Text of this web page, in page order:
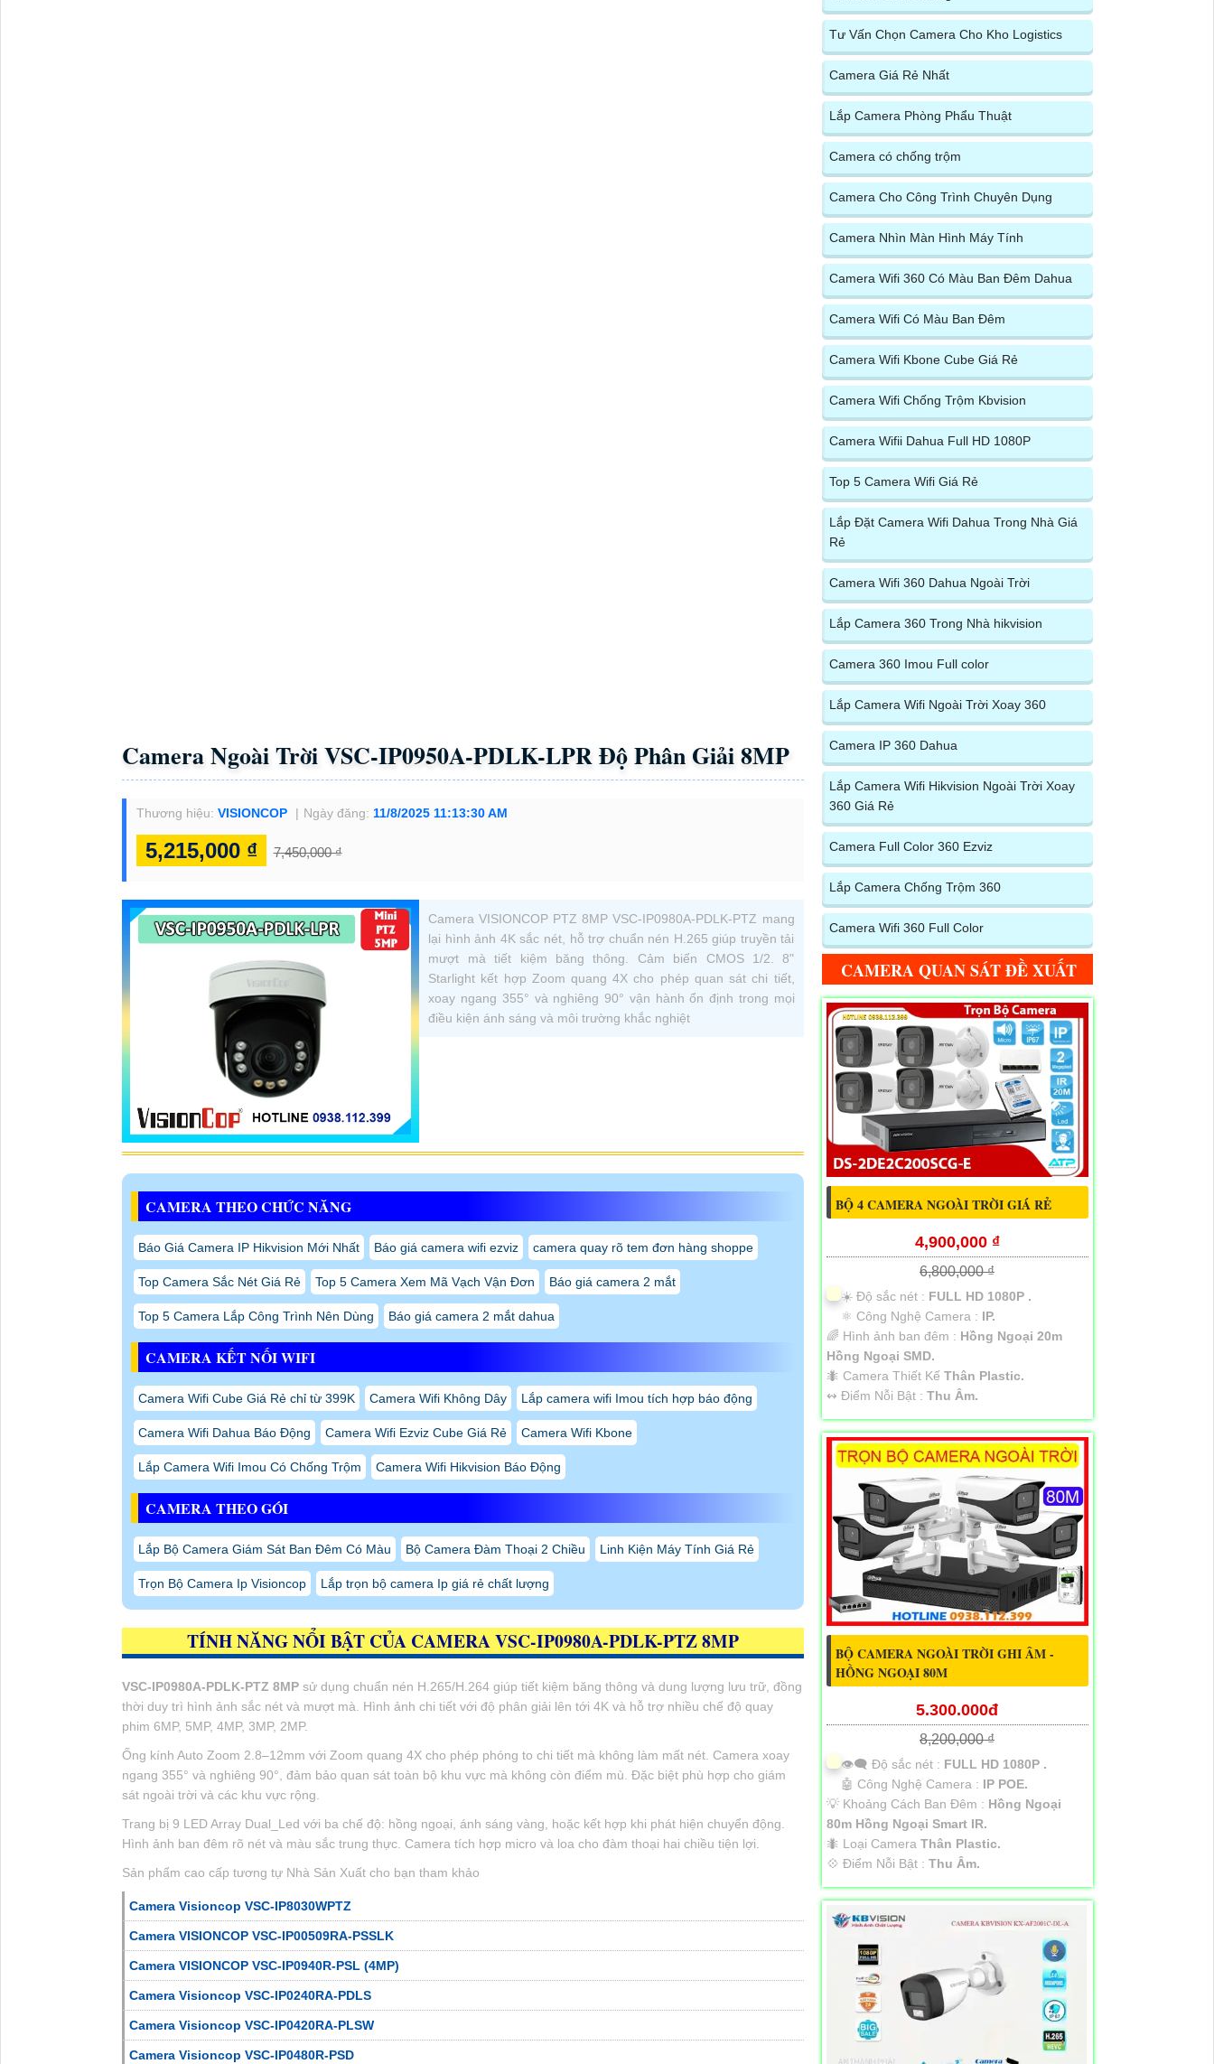
Camera Ngoài Trời VSC-IP0950A-PDLK-LPR Độ Phân Giải 8MP
Thương hiệu: VISIONCOP Ngày đăng: 11/8/2025 11:13:30 AM
5,215,000 ₫ 7,450,000 ₫
Camera VISIONCOP PTZ 8MP VSC-IP0980A-PDLK-PTZ mang
lại hình ảnh 4K sắc nét, hỗ trợ chuẩn nén H.265 giúp truyền tải
mượt mà tiết kiệm băng thông. Cảm biến CMOS 1/2. 8"
Starlight kết hợp Zoom quang 4X cho phép quan sát chi tiết,
xoay ngang 355° và nghiêng 90° vận hành ổn định trong mọi
điều kiện ánh sáng và môi trường khắc nghiệt
CAMERA THEO CHỨC NĂNG
Báo Giá Camera IP Hikvision Mới Nhất Báo giá camera wifi ezviz camera quay rõ tem đơn hàng shoppe
Top Camera Sắc Nét Giá Rẻ Top 5 Camera Xem Mã Vạch Vận Đơn Báo giá camera 2 mắt
Top 5 Camera Lắp Công Trình Nên Dùng Báo giá camera 2 mắt dahua
CAMERA KẾT NỐI WIFI
Camera Wifi Cube Giá Rẻ chỉ từ 399K Camera Wifi Không Dây Lắp camera wifi Imou tích hợp báo động
Camera Wifi Dahua Báo Động Camera Wifi Ezviz Cube Giá Rẻ Camera Wifi Kbone
Lắp Camera Wifi Imou Có Chống Trộm Camera Wifi Hikvision Báo Động
CAMERA THEO GÓI
Lắp Bộ Camera Giám Sát Ban Đêm Có Màu Bộ Camera Đàm Thoại 2 Chiều Linh Kiện Máy Tính Giá Rẻ
Trọn Bộ Camera Ip Visioncop Lắp trọn bộ camera Ip giá rẻ chất lượng
TÍNH NĂNG NỔI BẬT CỦA CAMERA VSC-IP0980A-PDLK-PTZ 8MP
VSC-IP0980A-PDLK-PTZ 8MPsử dụng chuẩn nén H.265/H.264 giúp tiết kiệm băng thông và dung lượng lưu trữ, đồng
thời duy trì hình ảnh sắc nét và mượt mà. Hình ảnh chi tiết với độ phân giải lên tới 4K và hỗ trợ nhiều chế độ quay
phim 6MP, 5MP, 4MP, 3MP, 2MP.
Ống kính Auto Zoom 2.8–12mm với Zoom quang 4X cho phép phóng to chi tiết mà không làm mất nét. Camera xoay
ngang 355° và nghiêng 90°, đảm bảo quan sát toàn bộ khu vực mà không còn điểm mù. Đặc biệt phù hợp cho giám
sát ngoài trời và các khu vực rộng.
Trang bị 9 LED Array Dual_Led với ba chế độ: hồng ngoại, ánh sáng vàng, hoặc kết hợp khi phát hiện chuyển động.
Hình ảnh ban đêm rõ nét và màu sắc trung thực. Camera tích hợp micro và loa cho đàm thoại hai chiều tiện lợi.
Sản phẩm cao cấp tương tự Nhà Sản Xuất cho bạn tham khảo
Camera Visioncop VSC-IP8030WPTZ
Camera VISIONCOP VSC-IP00509RA-PSSLK
Camera VISIONCOP VSC-IP0940R-PSL (4MP)
Camera Visioncop VSC-IP0240RA-PDLS
Camera Visioncop VSC-IP0420RA-PLSW
Camera Visioncop VSC-IP0480R-PSD
Tư Vấn Chọn Camera Cho Kho Logistics
Camera Giá Rẻ Nhất
Lắp Camera Phòng Phẩu Thuật
Camera có chống trộm
Camera Cho Công Trình Chuyên Dụng
Camera Nhìn Màn Hình Máy Tính
Camera Wifi 360 Có Màu Ban Đêm Dahua
Camera Wifi Có Màu Ban Đêm
Camera Wifi Kbone Cube Giá Rẻ
Camera Wifi Chống Trộm Kbvision
Camera Wifii Dahua Full HD 1080P
Top 5 Camera Wifi Giá Rẻ
Lắp Đặt Camera Wifi Dahua Trong Nhà Giá
Rẻ
Camera Wifi 360 Dahua Ngoài Trời
Lắp Camera 360 Trong Nhà hikvision
Camera 360 Imou Full color
Lắp Camera Wifi Ngoài Trời Xoay 360
Camera IP 360 Dahua
Lắp Camera Wifi Hikvision Ngoài Trời Xoay
360 Giá Rẻ
Camera Full Color 360 Ezviz
Lắp Camera Chống Trộm 360
Camera Wifi 360 Full Color
CAMERA QUAN SÁT ĐỀ XUẤT
BỘ 4 CAMERA NGOÀI TRỜI GIÁ RẺ
4,900,000 ₫
6,800,000 ₫
☀️ Độ sắc nét : FULL HD 1080P .
⚛️ Công Nghệ Camera : IP.
🌈 Hình ảnh ban đêm : Hồng Ngoại 20m
Hồng Ngoại SMD.
🐜 Camera Thiết Kế Thân Plastic.
️↭ Điểm Nỗi Bật : Thu Âm.
BỘ CAMERA NGOÀI TRỜI GHI ÂM -
HỒNG NGOẠI 80M
5.300.000đ
8,200,000 ₫
👁️‍🗨 Độ sắc nét : FULL HD 1080P .
🤖️ Công Nghệ Camera : IP POE.
💡 Khoảng Cách Ban Đêm : Hồng Ngoại
80m Hồng Ngoại Smart IR.
🐜 Loại Camera Thân Plastic.
️💠 Điểm Nỗi Bật : Thu Âm.